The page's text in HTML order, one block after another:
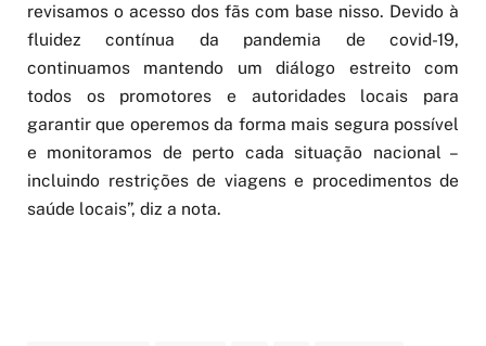
revisamos o acesso dos fãs com base nisso. Devido à
fluidez contínua da pandemia de covid-19,
continuamos mantendo um diálogo estreito com
todos os promotores e autoridades locais para
garantir que operemos da forma mais segura possível
e monitoramos de perto cada situação nacional –
incluindo restrições de viagens e procedimentos de
saúde locais”, diz a nota.